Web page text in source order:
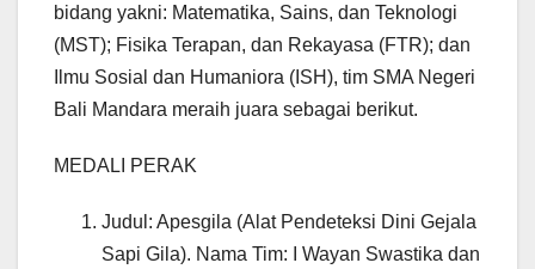
bidang yakni: Matematika, Sains, dan Teknologi
(MST); Fisika Terapan, dan Rekayasa (FTR); dan
Ilmu Sosial dan Humaniora (ISH), tim SMA Negeri
Bali Mandara meraih juara sebagai berikut.
MEDALI PERAK
Judul: Apesgila (Alat Pendeteksi Dini Gejala
Sapi Gila). Nama Tim: I Wayan Swastika dan